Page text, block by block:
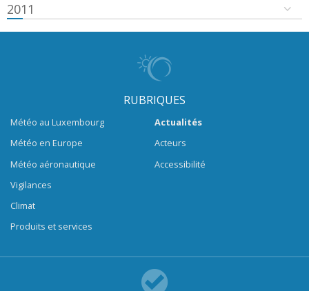
2011
RUBRIQUES
Météo au Luxembourg
Météo en Europe
Météo aéronautique
Vigilances
Climat
Produits et services
Actualités
Acteurs
Accessibilité